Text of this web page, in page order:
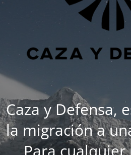
Caza y Defensa,
la migración a
Para cualquier